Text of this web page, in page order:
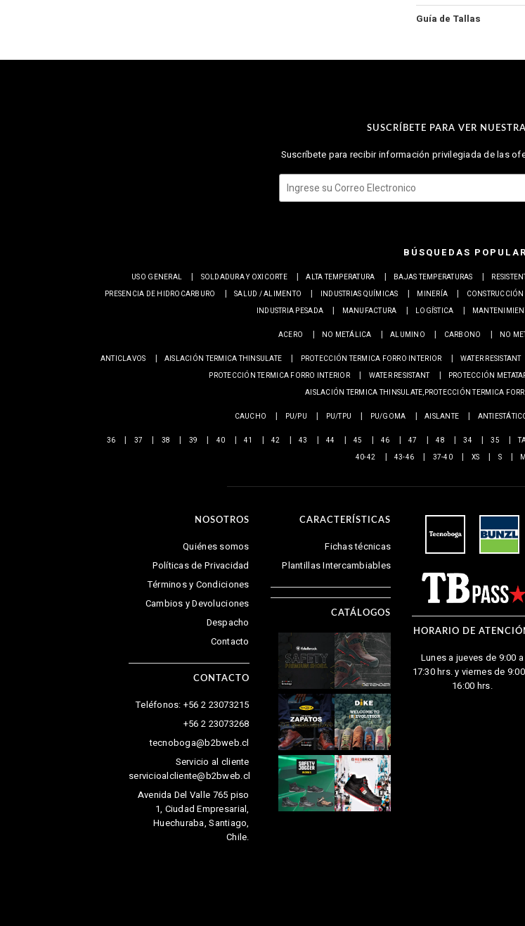
Guía de Tallas
SUSCRÍBETE PARA VER
Suscríbete para recibir información privilegiada de las
BÚSQUEDAS
USO GENERAL SOLDADURA Y OXICORTE ALTA TEMPERATURA BAJAS TEMPERATURAS
PRESENCIA DE HIDROCARBURO
SALUD / ALIMENTO INDUSTRIAS QUÍMICAS MINERÍA CONSTRUCCIÓN
INDUSTRIA PESADA
MANUFACTURA LOGÍSTICA
ACERO NO METÁLICA ALUMINO CARBONO NO
ANTICLAVOS AISLACIÓN TERMICA THINSULATE PROTECCIÓN TERMICA FORRO INTERIOR WATER RESISTANT
PROTECCIÓN TERMICA FORRO INTERIOR
WATER RESISTANT PROTECCIÓN
AISLACIÓN TERMICA THINSULATE,PROTECCIÓN TERMICA
CAUCHO PU/PU PU/TPU PU/GOMA AISLANTE
36 37 38 39 40 41 42 43 44 45 46 47 48 34 35
40-42
43-46 37-40 XS S M
NOSOTROS
Quiénes somos
Políticas de Privacidad
Términos y Condiciones
Cambios y Devoluciones
Despacho
Contacto
CONTACTO
Teléfonos: +56 2 23073215
+56 2 23073268
tecnoboga@b2bweb.cl
Servicio al cliente
servicioalcliente@b2bweb.cl
Avenida Del Valle 765 piso
1, Ciudad Empresarial,
Huechuraba, Santiago,
Chile.
CARACTERÍSTICAS
Fichas técnicas
Plantillas Intercambiables
CATÁLOGOS
HORARIO DE
Lunes a jueves de 9:00 a
17:30 hrs. y viernes de
16:00 hrs.